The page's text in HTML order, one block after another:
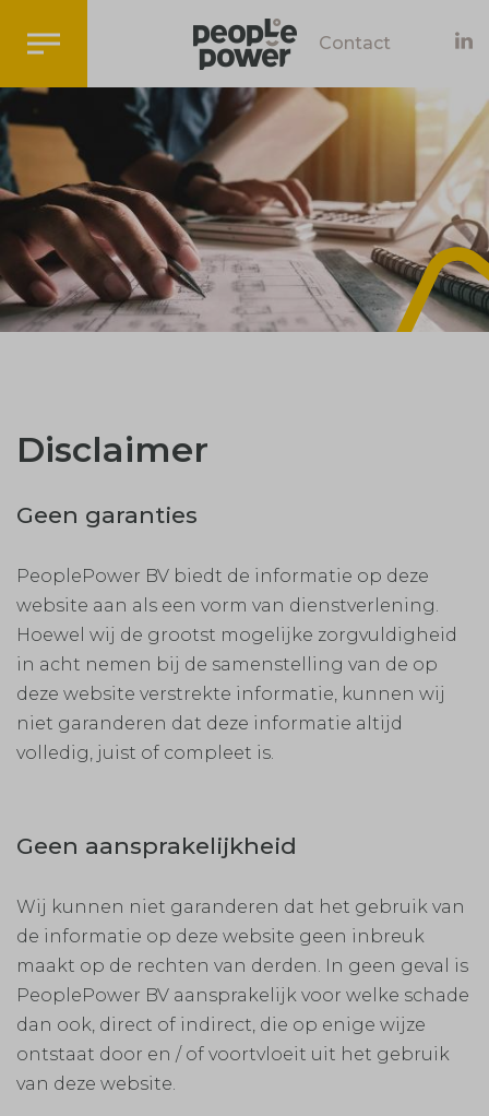
Contact
Disclaimer
Geen garanties
PeoplePower BV biedt de informatie op deze
website aan als een vorm van dienstverlening.
Hoewel wij de grootst mogelijke zorgvuldigheid
in acht nemen bij de samenstelling van de op
deze website verstrekte informatie, kunnen wij
niet garanderen dat deze informatie altijd
volledig, juist of compleet is.
Geen aansprakelijkheid
Wij kunnen niet garanderen dat het gebruik van
de informatie op deze website geen inbreuk
maakt op de rechten van derden. In geen geval is
PeoplePower BV aansprakelijk voor welke schade
dan ook, direct of indirect, die op enige wijze
ontstaat door en / of voortvloeit uit het gebruik
van deze website.